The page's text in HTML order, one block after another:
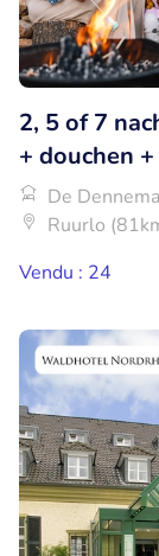
2, 5 of 7
+ douchen
De
Ruurlo
Vendu : 24